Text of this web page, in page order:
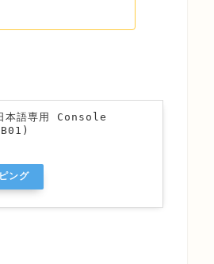
語専用 Console
ング